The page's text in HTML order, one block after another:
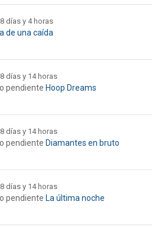
días y 4 horas
de una caída
días y 14 horas
pendiente Hoop Dreams
días y 14 horas
pendiente Diamantes en bruto
días y 14 horas
pendiente La última noche